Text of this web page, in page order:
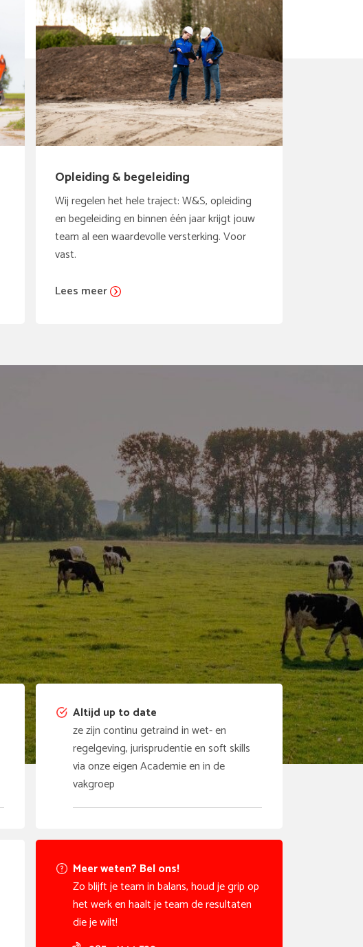
Opleiding & begeleiding
Wij regelen het hele traject: W&S, opleiding
en begeleiding en binnen één jaar krijgt jouw
team al een waardevolle versterking. Voor
vast.
Lees meer
Altijd up to date
ze zijn continu getraind in wet- en
regelgeving, jurisprudentie en soft skills
via onze eigen Academie en in de
vakgroep
Meer weten? Bel ons!
Zo blijft je team in balans, houd je grip op
het werk en haalt je team de resultaten
die je wilt!